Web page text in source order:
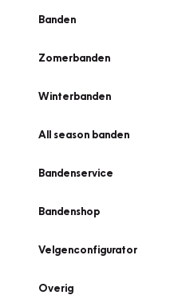
Banden
Zomerbanden
Winterbanden
All season banden
Bandenservice
Bandenshop
Velgenconfigurator
Overig